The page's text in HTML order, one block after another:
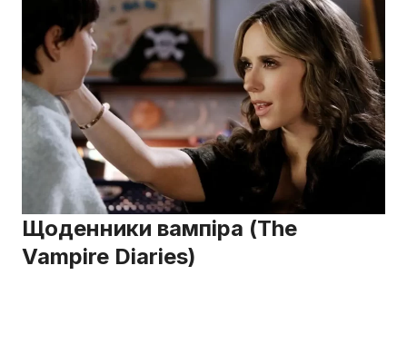
Щоденники вампіра (The
Vampire Diaries)